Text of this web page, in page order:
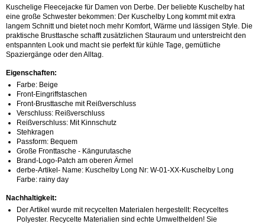
Kuschelige Fleecejacke für Damen von Derbe. Der beliebte Kuschelby hat
eine große Schwester bekommen: Der Kuschelby Long kommt mit extra
langem Schnitt und bietet noch mehr Komfort, Wärme und lässigen Style. Die
praktische Brusttasche schafft zusätzlichen Stauraum und unterstreicht den
entspannten Look und macht sie perfekt für kühle Tage, gemütliche
Spaziergänge oder den Alltag.
Eigenschaften:
Farbe: Beige
Front-Eingriffstaschen
Front-Brusttasche mit Reißverschluss
Verschluss: Reißverschluss
Reißverschluss: Mit Kinnschutz
Stehkragen
Passform: Bequem
Große Fronttasche - Kängurutasche
Brand-Logo-Patch am oberen Ärmel
derbe-Artikel- Name: Kuschelby Long Nr: W-01-XX-Kuschelby Long
Farbe: rainy day
Nachhaltigkeit:
Der Artikel wurde mit recycelten Materialen hergestellt: Recyceltes
Polyester. Recycelte Materialien sind echte Umwelthelden! Sie